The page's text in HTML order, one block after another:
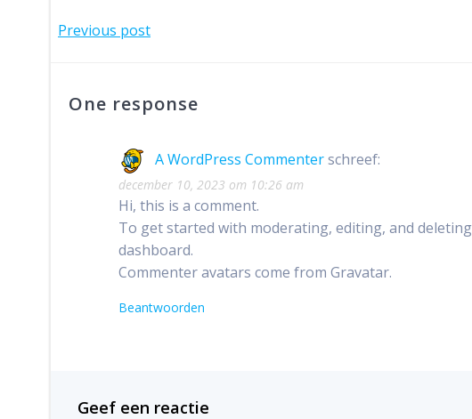
Bericht
Previous post
One response
A WordPress Commenterschreef:
december 10, 2023 om 10:26 am
Hi, this is a comment.
To get started with moderating, editing, and
dashboard.
Commenter avatars come from Gravatar.
Beantwoorden
Geef een reactie